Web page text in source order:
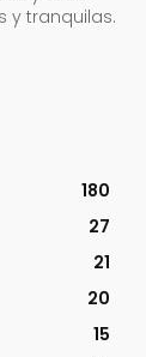
y tranquilas.
180
27
21
20
15